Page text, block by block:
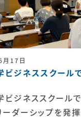
17日
ビジネススクール
ビジネススクール
ーダーシップを発